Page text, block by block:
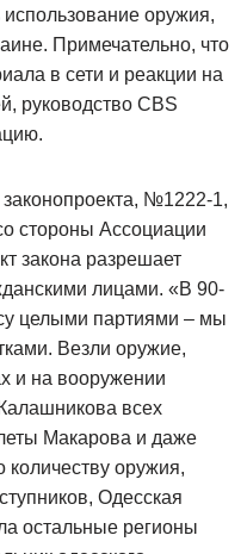
использование оружия,
Примечательно, что
в сети и реакции на
руководство CBS
законопроекта, №1222-1,
стороны Ассоциации
закона разрешает
лицами. «В 90-
целыми партиями – мы
Везли оружие,
и на вооружении
всех
Макарова и даже
оружия,
Одесская
остальные регионы